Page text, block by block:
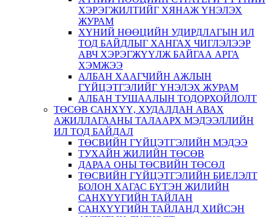
ХЭРЭГЖИЛТИЙГ ХЯНАЖ ҮНЭЛЭХ
ЖУРАМ
ХҮНИЙ НӨӨЦИЙН УДИРДЛАГЫН ИЛ
ТОД БАЙДЛЫГ ХАНГАХ ЧИГЛЭЛЭЭР
АВЧ ХЭРЭГЖҮҮЛЖ БАЙГАА АРГА
ХЭМЖЭЭ
АЛБАН ХААГЧИЙН АЖЛЫН
ГҮЙЦЭТГЭЛИЙГ ҮНЭЛЭХ ЖУРАМ
АЛБАН ТУШААЛЫН ТОДОРХОЙЛОЛТ
ТӨСӨВ САНХҮҮ, ХУДАЛДАН АВАХ
АЖИЛЛАГААНЫ ТАЛААРХ МЭДЭЭЛЛИЙН
ИЛ ТОД БАЙДАЛ
ТӨСВИЙН ГҮЙЦЭТГЭЛИЙН МЭДЭЭ
ТУХАЙН ЖИЛИЙН ТӨСӨВ
ДАРАА ОНЫ ТӨСВИЙН ТӨСӨЛ
ТӨСВИЙН ГҮЙЦЭТГЭЛИЙН БИЕЛЭЛТ
БОЛОН ХАГАС БҮТЭН ЖИЛИЙН
САНХҮҮГИЙН ТАЙЛАН
САНХҮҮГИЙН ТАЙЛАНД ХИЙСЭН